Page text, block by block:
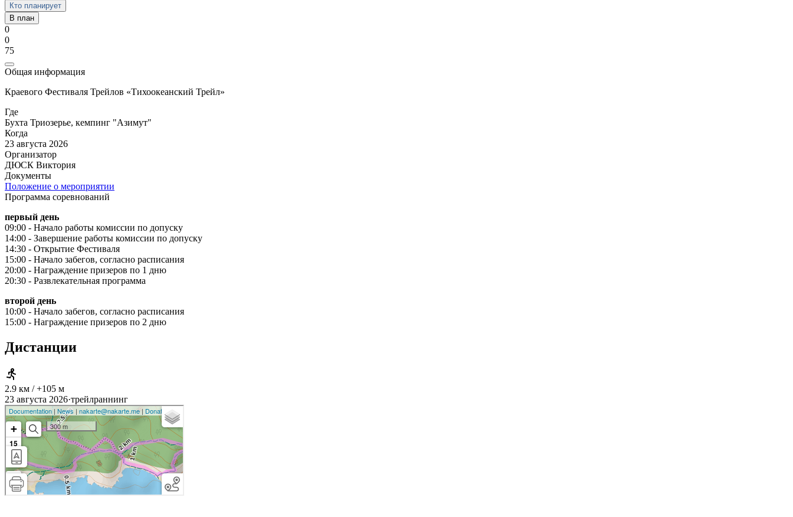
Кто планирует
В план
0
0
75
Общая информация
Краевого Фестиваля Трейлов «Тихоокеанский Трейл»
Где
Бухта Триозерье, кемпинг "Азимут"
Когда
23 августа 2026
Организатор
ДЮСК Виктория
Документы
Положение о мероприятии
Программа соревнований
первый день
09:00 - Начало работы комиссии по допуску
14:00 - Завершение работы комиссии по допуску
14:30 - Открытие Фестиваля
15:00 - Начало забегов, согласно расписания
20:00 - Награждение призеров по 1 дню
20:30 - Развлекательная программа
второй день
10:00 - Начало забегов, согласно расписания
15:00 - Награждение призеров по 2 дню
Дистанции
2.9 км / +105 м
23 августа 2026·трейлраннинг